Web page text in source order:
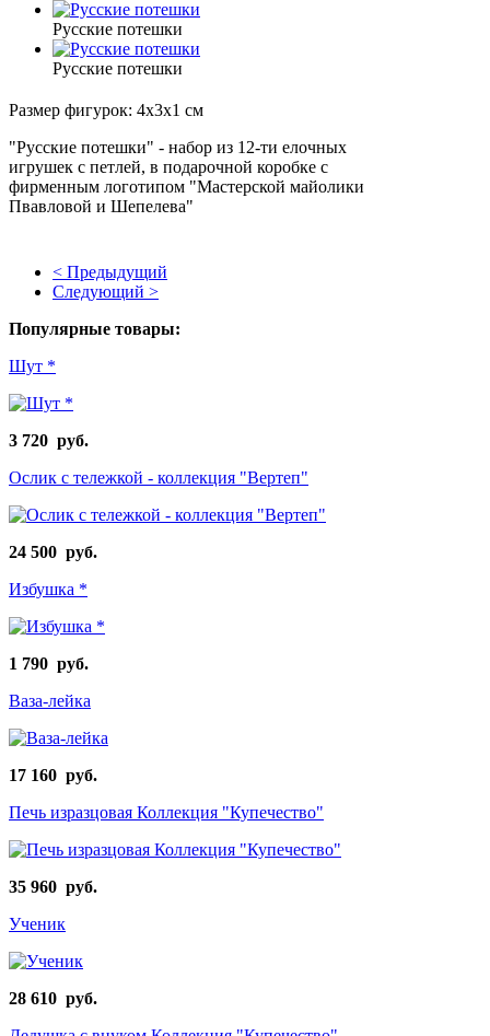
Русские потешки
Русские потешки
Размер фигурок: 4х3х1 см
"Русские потешки" - набор из 12-ти елочных
игрушек с петлей, в подарочной коробке с
фирменным логотипом "Мастерской майолики
Пвавловой и Шепелева"
< Предыдущий
Следующий >
Популярные товары:
Шут *
3 720 руб.
Ослик с тележкой - коллекция "Вертеп"
24 500 руб.
Избушка *
1 790 руб.
Ваза-лейка
17 160 руб.
Печь изразцовая Коллекция "Купечество"
35 960 руб.
Ученик
28 610 руб.